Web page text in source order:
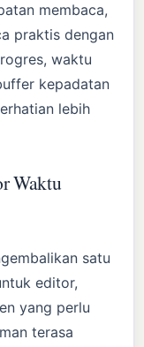
membaca,
praktis dengan
waktu
kepadatan
lebih
Waktu
satu
editor,
yang perlu
terasa